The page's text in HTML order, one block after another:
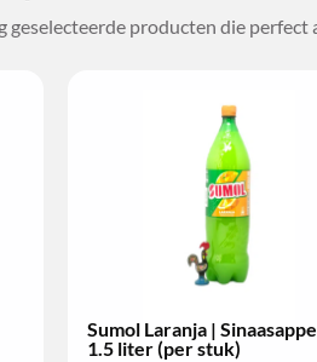
geselecteerde producten die
Sumol Maracujá
1.5 liter (per stuk)